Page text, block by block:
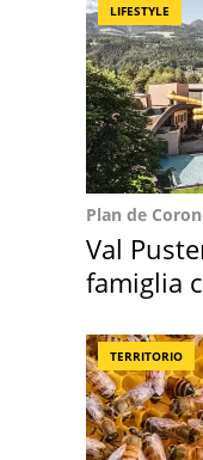
LIFESTYLE
Plan de
Val
famiglia
TERRITORIO